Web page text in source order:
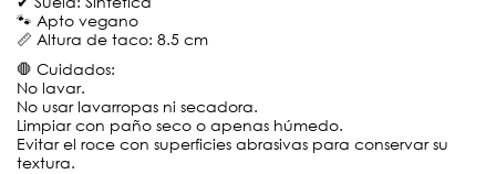
🐾 Apto vegano
📏 Altura de taco: 8.5 cm
🛑 Cuidados:
No lavar.
No usar lavarropas ni secadora.
Limpiar con paño seco o apenas húmedo.
Evitar el roce con superficies abrasivas para conservar su
textura.